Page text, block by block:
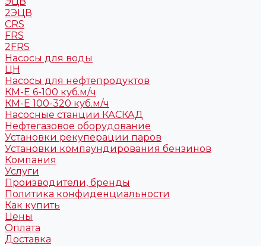
2ЭЦВ
CRS
FRS
2FRS
Насосы для воды
ЦН
Насосы для нефтепродуктов
КМ-Е 6-100 куб.м/ч
КМ-Е 100-320 куб.м/ч
Насосные станции КАСКАД
Нефтегазовое оборудование
Установки рекуперации паров
Установки компаундирования бензинов
Компания
Услуги
Производители, бренды
Политика конфиденциальности
Как купить
Цены
Оплата
Доставка